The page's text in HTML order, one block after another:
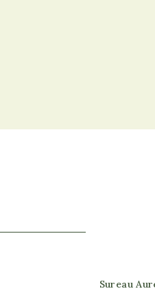
Sureau